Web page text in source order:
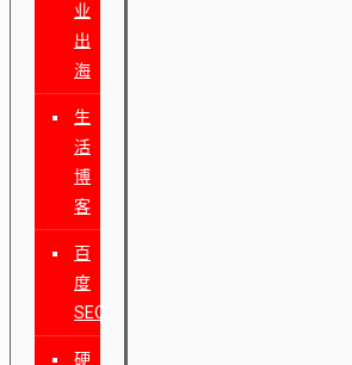
业
出
海
生
活
博
客
百
度
SEO
硬